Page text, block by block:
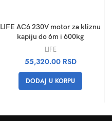
LIFE AC6 230V motor za kliznu
kapiju do 6m i 600kg
LIFE
55,320.00 RSD
DODAJ U KORPU